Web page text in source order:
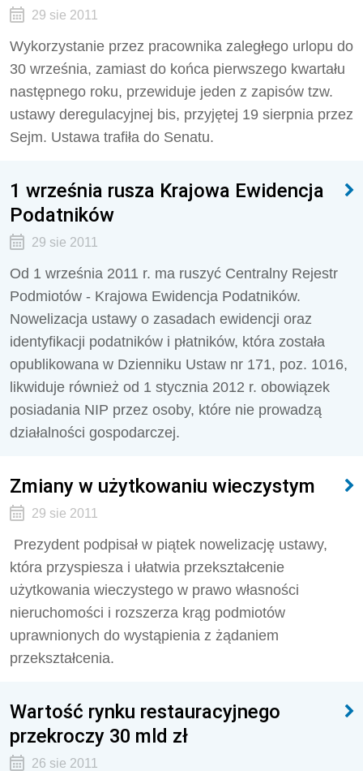
29 sie 2011
Wykorzystanie przez pracownika zaległego urlopu do
30 września, zamiast do końca pierwszego kwartału
następnego roku, przewiduje jeden z zapisów tzw.
ustawy deregulacyjnej bis, przyjętej 19 sierpnia przez
Sejm. Ustawa trafiła do Senatu.
1 września rusza Krajowa Ewidencja
Podatników
29 sie 2011
Od 1 września 2011 r. ma ruszyć Centralny Rejestr
Podmiotów - Krajowa Ewidencja Podatników.
Nowelizacja ustawy o zasadach ewidencji oraz
identyfikacji podatników i płatników, która została
opublikowana w Dzienniku Ustaw nr 171, poz. 1016,
likwiduje również od 1 stycznia 2012 r. obowiązek
posiadania NIP przez osoby, które nie prowadzą
działalności gospodarczej.
Zmiany w użytkowaniu wieczystym
29 sie 2011
Prezydent podpisał w piątek nowelizację ustawy,
która przyspiesza i ułatwia przekształcenie
użytkowania wieczystego w prawo własności
nieruchomości i rozszerza krąg podmiotów
uprawnionych do wystąpienia z żądaniem
przekształcenia.
Wartość rynku restauracyjnego
przekroczy 30 mld zł
26 sie 2011